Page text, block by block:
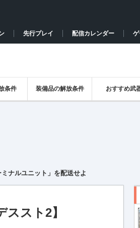
先行プレイ 配信カレンダー
条件 装備品の解放条件 おすすめ武
ナルユニット」を配送せよ
スト2】